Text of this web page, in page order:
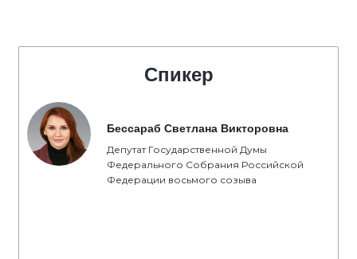
Спикер
Бессараб Светлана Викторовна
Депутат Государственной Думы
Федерального Собрания Российской
Федерации восьмого созыва